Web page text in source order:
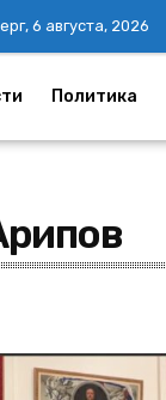
6 августа, 2026
Политика